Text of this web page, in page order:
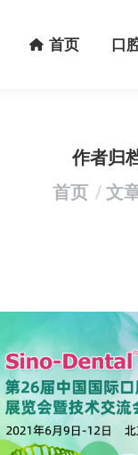
首页 口
作者归
您在这里：
首页 文